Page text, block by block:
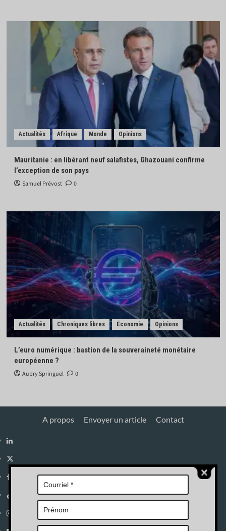
Actualités Afrique Monde Opinions
Mauritanie : en libérant neuf salafistes, Ghazouani confirme
l’exception de son pays
Samuel Prévost 0
Actualités Chroniques libres Économie Opinions
L’euro numérique : bastion de la souveraineté monétaire
européenne ?
Aubry Springuel 0
A propos Envoyer un article Contact
Linkedin
X
Facebook
Tik
Tok
Instagram